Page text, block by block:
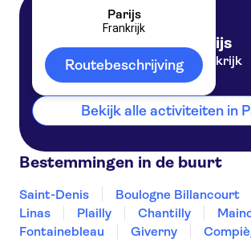
Parijs
Frankrijk
Routebeschrijving
Parijs
Frankrijk
Bekijk alle activiteiten in
Bestemmingen in de buurt
Saint-Denis Boulogne Billancourt
Linas
Plailly Chantilly
Fontainebleau
Giverny